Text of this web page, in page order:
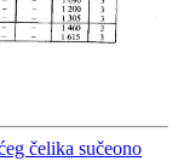
čelika sučeono